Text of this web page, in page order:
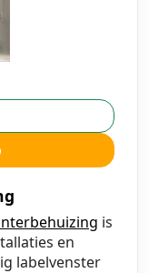
is
en
labelvenster